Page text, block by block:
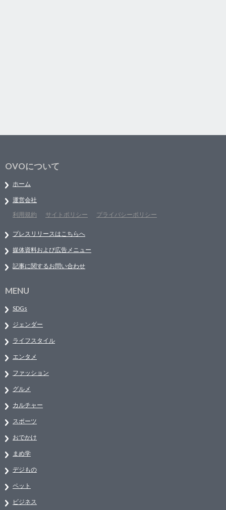
OVOについて
ホーム
運営会社
利用規約
サイトポリシー プライバシーポリシー
プレスリリースはこちらへ
媒体資料および広告メニュー
記事に関するお問い合わせ
MENU
SDGs
ジェンダー
ライフスタイル
エンタメ
ファッション
グルメ
カルチャー
スポーツ
おでかけ
まめ学
デジもの
ペット
ビジネス